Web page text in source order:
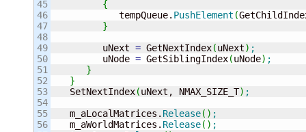
45
46
47
48
49
50
51
52
53
54
55
56
{
            tempQueue.
PushElement (
}
         uNext
= GetNextIndex(uNext) ;
         uNode
= GetSiblingIndex(uNode) ;
}
}
   SetNextIndex
(uNext, NMAX_SIZE_T) ;
   m_aLocalMatrices.
Release( ) ;
   m_aWorldMatrices.
Release( ) ;